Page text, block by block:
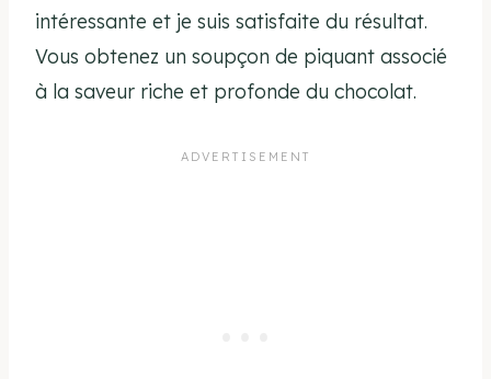
intéressante et je suis satisfaite du résultat.
Vous obtenez un soupçon de piquant associé
à la saveur riche et profonde du chocolat.